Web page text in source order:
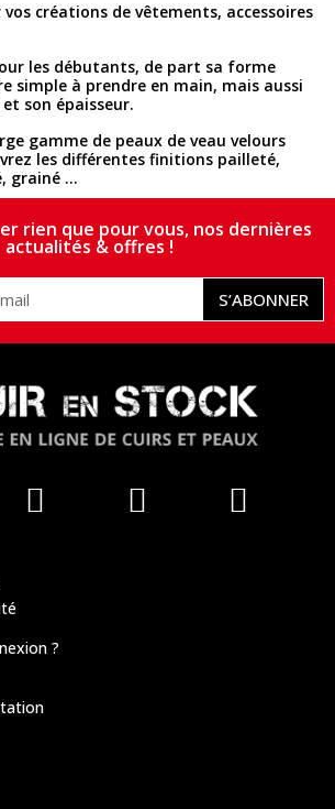
créations de vêtements, accessoires
les débutants, de part sa forme
simple à prendre en main, mais aussi
son épaisseur.
gamme de peaux de veau velours
les différentes finitions pailleté,
grainé ...
rien que pour vous, nos dernières
actualités & offres !
S’ABONNER
?